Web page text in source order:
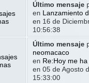
Último mensaje
en
Lanzamiento
en 16 de
10:56:38
Último mensaje
neomacaco
en Re:Hoy me ha
en 05 de Agosto
15:33:00